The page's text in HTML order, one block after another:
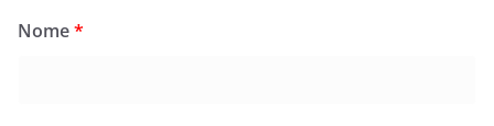
Nome*